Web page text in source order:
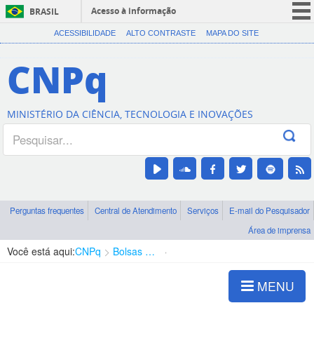
BRASIL
Acesso à informação
CORONAVÍRUS (COVID-19)
Canais
ACESSIBILIDADE ALTO CONTRASTE MAPA DO SITE
CNPq
MINISTÉRIO DA CIÊNCIA, TECNOLOGIA E INOVAÇÕES
Perguntas frequentes Central de Atendimento Serviços
E-mail do Pesquisador
Área de imprensa
Você está aqui:CNPq Bolsas e Auxílios Vigentes
MENU